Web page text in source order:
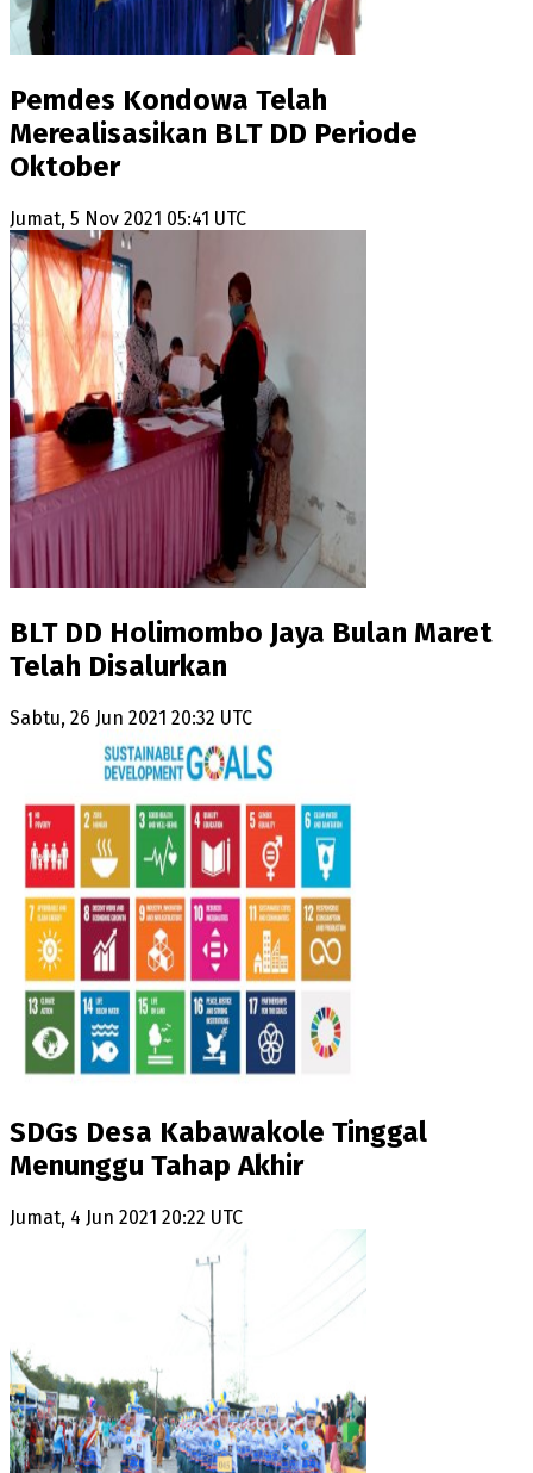
Pemdes Kondowa Telah
Merealisasikan BLT DD Periode
Oktober
Jumat, 5 Nov 2021 05:41 UTC
BLT DD Holimombo Jaya Bulan Maret
Telah Disalurkan
Sabtu, 26 Jun 2021 20:32 UTC
SDGs Desa Kabawakole Tinggal
Menunggu Tahap Akhir
Jumat, 4 Jun 2021 20:22 UTC